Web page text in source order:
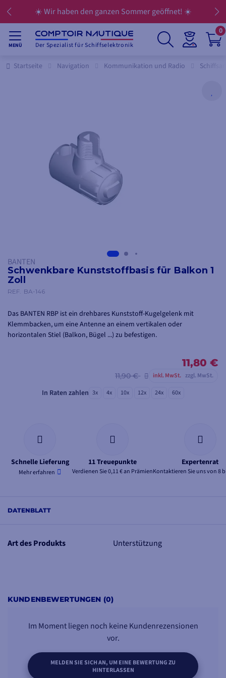
☀️ Wir haben den ganzen Sommer geöffnet! ☀️
MENÜ Der Spezialist für Schiffselektronik
0
Startseite Navigation Kommunikation und Radio
BANTEN
Schwenkbare Kunststoffbasis für Balkon 1
Zoll
REF. BA-146
Das BANTEN RBP ist ein drehbares Kunststoff-Kugelgelenk mit
Klemmbacken, um eine Antenne an einem vertikalen oder
horizontalen Stiel (Balkon, Bügel ...) zu befestigen.
11,80 €
11,90 € inkl. MwSt. zzgl. MwSt.
In Raten zahlen 3x 4x 10x 12x 24x 60x
Schnelle Lieferung
Mehr erfahren
11 Treuepunkte
Verdienen Sie 0,11 € an Prämien
Expertenrat
Kontaktieren Sie uns von 8
DATENBLATT
Art des Produkts Unterstützung
KUNDENBEWERTUNGEN (0)
Im Moment liegen noch keine Kundenrezensionen
vor.
MELDEN SIE SICH AN, UM EINE BEWERTUNG ZU
HINTERLASSEN